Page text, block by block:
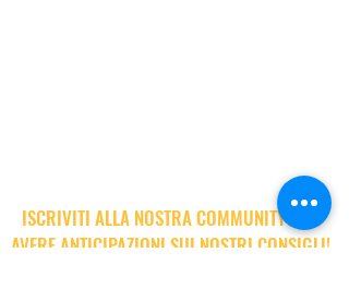
ISCRIVITI ALLA NOSTRA COMMUNITY PER
AVERE ANTICIPAZIONI SUI NOSTRI CONSIGLI!